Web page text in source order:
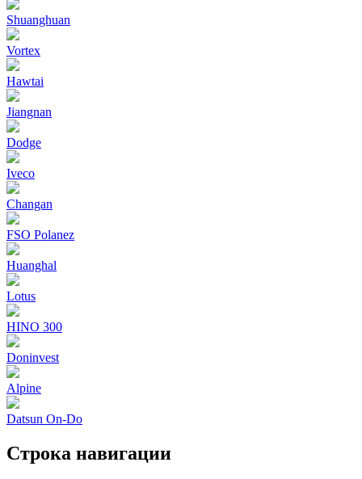
Shuanghuan
Vortex
Hawtai
Jiangnan
Dodge
Iveco
Changan
FSO Polanez
Huanghal
Lotus
HINO 300
Doninvest
Alpine
Datsun On-Do
Строка навигации